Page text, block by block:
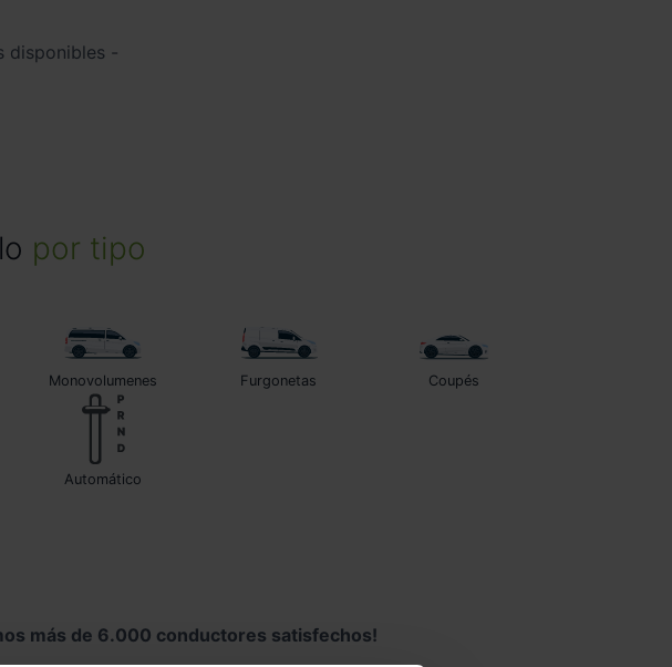
disponibles -
por tipo
Monovolumenes Furgonetas Coupés
automático
más de 6.000 conductores satisfechos!